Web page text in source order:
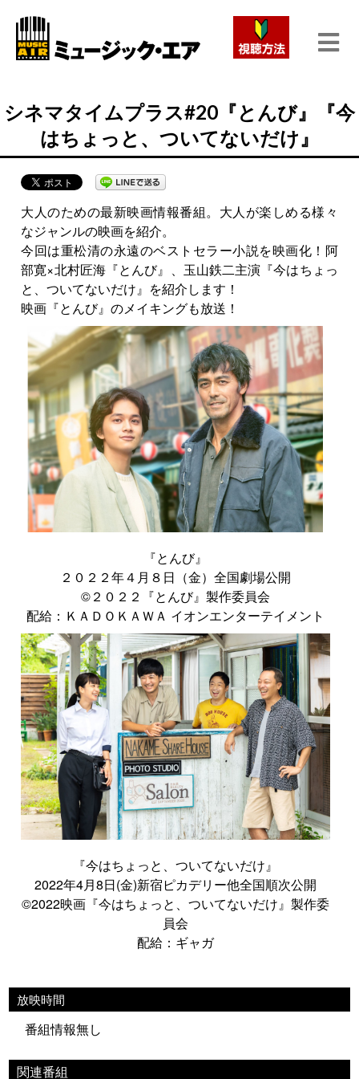
シネマタイムプラス#20『とんび』『今
はちょっと、ついてないだけ』
大人のための最新映画情報番組。大人が楽しめる様々
なジャンルの映画を紹介。
今回は重松清の永遠のベストセラー小説を映画化！阿
部寛×北村匠海『とんび』、玉山鉄二主演『今はちょっ
と、ついてないだけ』を紹介します！
映画『とんび』のメイキングも放送！
『とんび』
２０２２年４月８日（金）全国劇場公開
©２０２２『とんび』製作委員会
配給：ＫＡＤＯＫＡＷＡ イオンエンターテイメント
『今はちょっと、ついてないだけ』
2022年4月8日(金)新宿ピカデリー他全国順次公開
©2022映画『今はちょっと、ついてないだけ』製作委
員会
配給：ギャガ
放映時間
番組情報無し
関連番組